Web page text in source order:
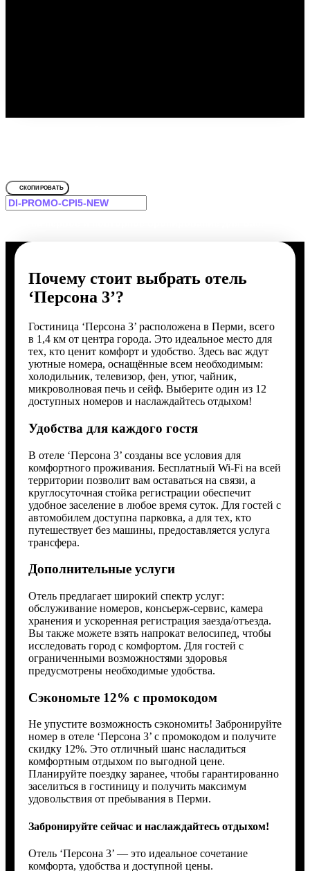
СКОПИРОВАТЬ
Почему стоит выбрать отель
‘Персона 3’?
Гостиница ‘Персона 3’ расположена в Перми, всего
в 1,4 км от центра города. Это идеальное место для
тех, кто ценит комфорт и удобство. Здесь вас ждут
уютные номера, оснащённые всем необходимым:
холодильник, телевизор, фен, утюг, чайник,
микроволновая печь и сейф. Выберите один из 12
доступных номеров и наслаждайтесь отдыхом!
Удобства для каждого гостя
В отеле ‘Персона 3’ созданы все условия для
комфортного проживания. Бесплатный Wi-Fi на всей
территории позволит вам оставаться на связи, а
круглосуточная стойка регистрации обеспечит
удобное заселение в любое время суток. Для гостей с
автомобилем доступна парковка, а для тех, кто
путешествует без машины, предоставляется услуга
трансфера.
Дополнительные услуги
Отель предлагает широкий спектр услуг:
обслуживание номеров, консьерж-сервис, камера
хранения и ускоренная регистрация заезда/отъезда.
Вы также можете взять напрокат велосипед, чтобы
исследовать город с комфортом. Для гостей с
ограниченными возможностями здоровья
предусмотрены необходимые удобства.
Сэкономьте 12% с промокодом
Не упустите возможность сэкономить! Забронируйте
номер в отеле ‘Персона 3’ с промокодом и получите
скидку 12%. Это отличный шанс насладиться
комфортным отдыхом по выгодной цене.
Планируйте поездку заранее, чтобы гарантированно
заселиться в гостиницу и получить максимум
удовольствия от пребывания в Перми.
Забронируйте сейчас и наслаждайтесь отдыхом!
Отель ‘Персона 3’ — это идеальное сочетание
комфорта, удобства и доступной цены.